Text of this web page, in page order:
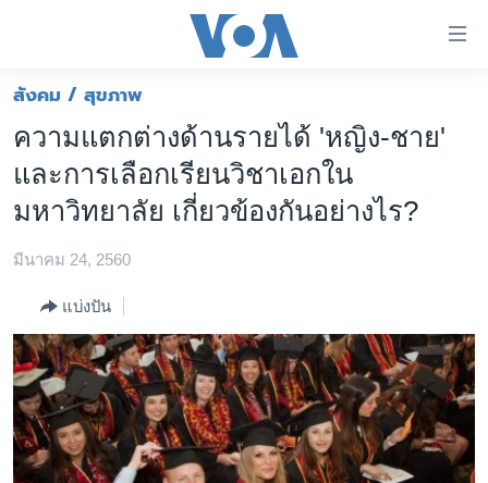
ต่อ
ไป
เนื้อหา
หลัก
ไป
ข้าม
ไป
การ
ค้นหา
โลก
เอเชีย
ไทย
ธุรกิจ
วิทยาศาสตร์
สังคมและสุขภาพ
ไลฟ์สไตล์
ตรวจสอบข่าว
สังคม / สุขภาพ
ความแตกต่างด้านรายได้ 'หญิง-ชาย'
และการเลือกเรียนวิชาเอกใน
มหาวิทยาลัย เกี่ยวข้องกันอย่างไร?
มีนาคม 24, 2560
แบ่งปัน